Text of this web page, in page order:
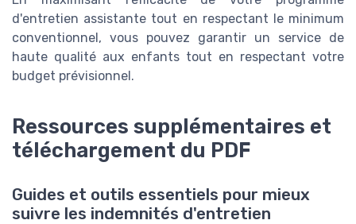
d'entretien assistante tout en respectant le minimum
conventionnel, vous pouvez garantir un service de
haute qualité aux enfants tout en respectant votre
budget prévisionnel.
Ressources supplémentaires et
téléchargement du PDF
Guides et outils essentiels pour mieux
suivre les indemnités d'entretien